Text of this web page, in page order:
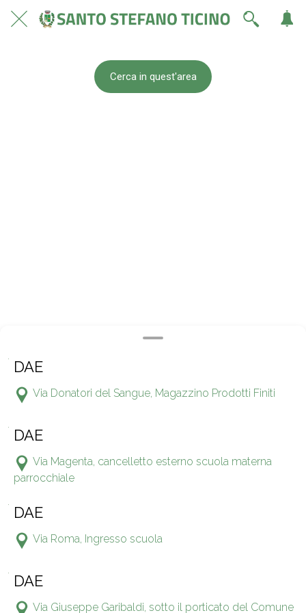
DAE
Via Donatori del Sangue, Magazzino Prodotti Finiti
DAE
Via Magenta, cancelletto esterno scuola materna
parrocchiale
DAE
Via Roma, Ingresso scuola
DAE
Via Giuseppe Garibaldi, sotto il porticato del Comune
Cerca in quest'area